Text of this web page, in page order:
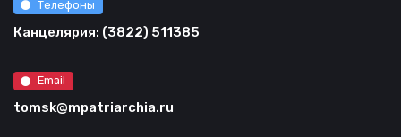
Телефоны
Канцелярия: (3822) 511385
Email
tomsk@mpatriarchia.ru